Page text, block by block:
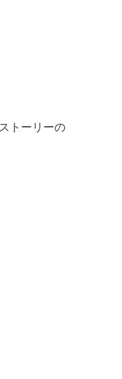
トーリーの